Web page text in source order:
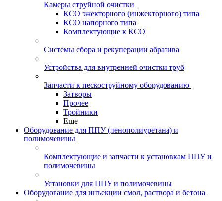
Камеры струйной очистки
КСО эжекторного (инжекторного) типа
КСО напорного типа
Комплектующие к КСО
Системы сбора и рекуперации абразива
Устройства для внутренней очистки труб
Запчасти к пескоструйному оборудованию
Затворы
Прочее
Тройники
Еще
Оборудование для ППУ (пенополиуретана) и
полимочевины
Комплектующие и запчасти к установкам ППУ и
полимочевины
Установки для ППУ и полимочевины
Оборудование для инъекции смол, раствора и бетона